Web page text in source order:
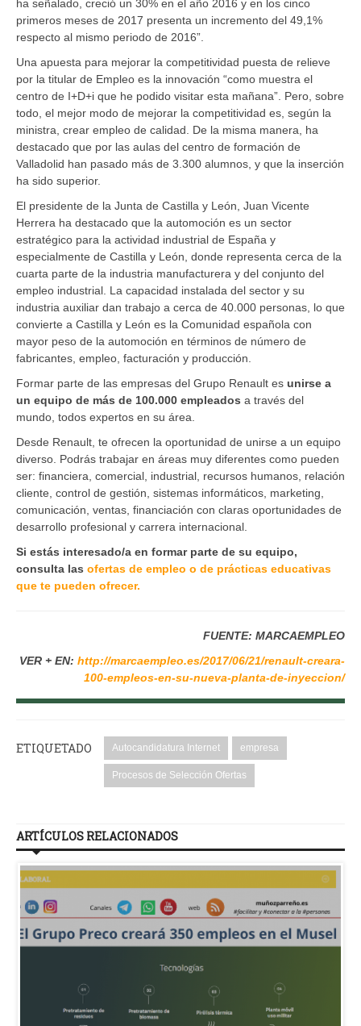
ha señalado, creció un 30% en el año 2016 y en los cinco
primeros meses de 2017 presenta un incremento del 49,1%
respecto al mismo periodo de 2016”.
Una apuesta para mejorar la competitividad puesta de relieve
por la titular de Empleo es la innovación “como muestra el
centro de I+D+i que he podido visitar esta mañana”. Pero, sobre
todo, el mejor modo de mejorar la competitividad es, según la
ministra, crear empleo de calidad. De la misma manera, ha
destacado que por las aulas del centro de formación de
Valladolid han pasado más de 3.300 alumnos, y que la inserción
ha sido superior.
El presidente de la Junta de Castilla y León, Juan Vicente
Herrera ha destacado que la automoción es un sector
estratégico para la actividad industrial de España y
especialmente de Castilla y León, donde representa cerca de la
cuarta parte de la industria manufacturera y del conjunto del
empleo industrial. La capacidad instalada del sector y su
industria auxiliar dan trabajo a cerca de 40.000 personas, lo que
convierte a Castilla y León es la Comunidad española con
mayor peso de la automoción en términos de número de
fabricantes, empleo, facturación y producción.
Formar parte de las empresas del Grupo Renault es unirse a
un equipo de más de 100.000 empleados a través del
mundo, todos expertos en su área.
Desde Renault, te ofrecen la oportunidad de unirse a un equipo
diverso. Podrás trabajar en áreas muy diferentes como pueden
ser: financiera, comercial, industrial, recursos humanos, relación
cliente, control de gestión, sistemas informáticos, marketing,
comunicación, ventas, financiación con claras oportunidades de
desarrollo profesional y carrera internacional.
Si estás interesado/a en formar parte de su equipo,
consulta las ofertas de empleo o de prácticas educativas
que te pueden ofrecer.
FUENTE: MARCAEMPLEO
VER + EN: http://marcaempleo.es/2017/06/21/renault-creara-
100-empleos-en-su-nueva-planta-de-inyeccion/
ETIQUETADO Autocandidatura Internet empresa
Procesos de Selección Ofertas
ARTÍCULOS RELACIONADOS